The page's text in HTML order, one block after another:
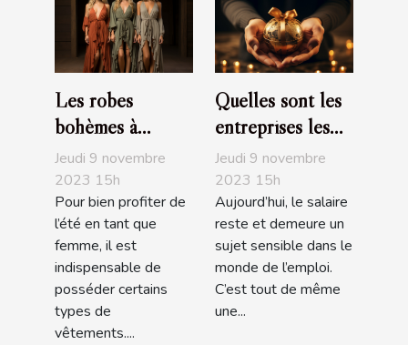
Les robes
bohèmes à
acheter
obligatoirement
pour l’été
Jeudi 9 novembre
2023 15h
Pour bien profiter de
l’été en tant que
femme, il est
indispensable de
posséder certains
types de
vêtements....
Quelles sont les
entreprises les
plus généreuses
en France en
2019?
Jeudi 9 novembre
2023 15h
Aujourd’hui, le salaire
reste et demeure un
sujet sensible dans le
monde de l’emploi.
C’est tout de même
une...